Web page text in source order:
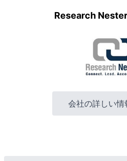
Research
会社の詳しい情